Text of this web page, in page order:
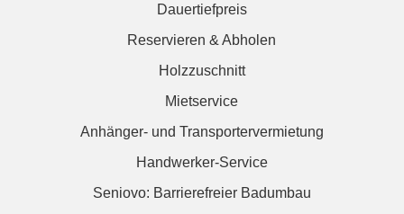
Dauertiefpreis
Reservieren & Abholen
Holzzuschnitt
Mietservice
Anhänger- und Transportervermietung
Handwerker-Service
Seniovo: Barrierefreier Badumbau